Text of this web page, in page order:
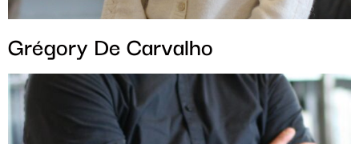
Grégory De Carvalho